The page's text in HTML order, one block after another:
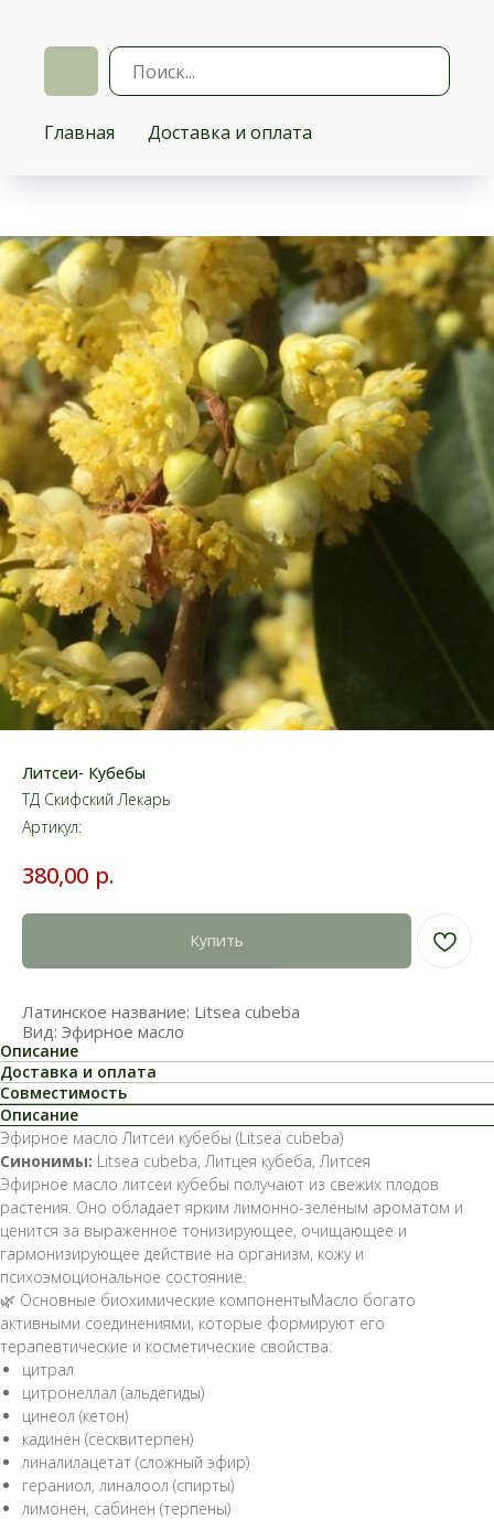
Главная Доставка и оплата
Литсеи- Кубебы
ТД Скифский Лекарь
Артикул:
380,00 р.
Купить
Латинское название: Litsea cubeba
Вид: Эфирное масло
Описание
Доставка и оплата
Совместимость
Описание
Эфирное масло Литсеи кубебы (Litsea cubeba)
Синонимы: Litsea cubeba, Литцея кубеба, Литсея
Эфирное масло литсеи кубебы получают из свежих плодов
растения. Оно обладает ярким лимонно-зелёным ароматом и
ценится за выраженное тонизирующее, очищающее и
гармонизирующее действие на организм, кожу и
психоэмоциональное состояние.
🌿 Основные биохимические компонентыМасло богато
активными соединениями, которые формируют его
терапевтические и косметические свойства:
цитрал
цитронеллал (альдегиды)
цинеол (кетон)
кадинен (сесквитерпен)
линалилацетат (сложный эфир)
гераниол, линалоол (спирты)
лимонен, сабинен (терпены)